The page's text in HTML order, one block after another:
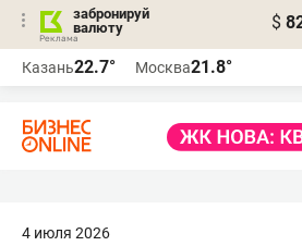
забронируй
валюту
$
Казань22.7° Москва21.8°
4 июля 2026